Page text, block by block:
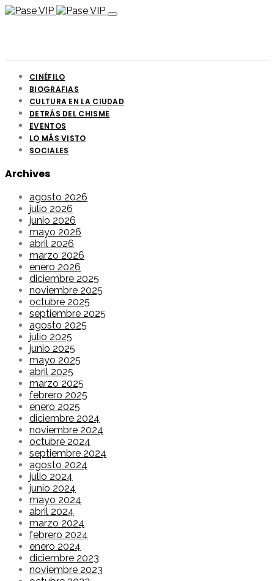
CINÉFILO
BIOGRAFIAS
CULTURA EN LA CIUDAD
DETRÁS DEL CHISME
EVENTOS
LO MÁS VISTO
SOCIALES
Archives
agosto 2026
julio 2026
junio 2026
mayo 2026
abril 2026
marzo 2026
enero 2026
diciembre 2025
noviembre 2025
octubre 2025
septiembre 2025
agosto 2025
julio 2025
junio 2025
mayo 2025
abril 2025
marzo 2025
febrero 2025
enero 2025
diciembre 2024
noviembre 2024
octubre 2024
septiembre 2024
agosto 2024
julio 2024
junio 2024
mayo 2024
abril 2024
marzo 2024
febrero 2024
enero 2024
diciembre 2023
noviembre 2023